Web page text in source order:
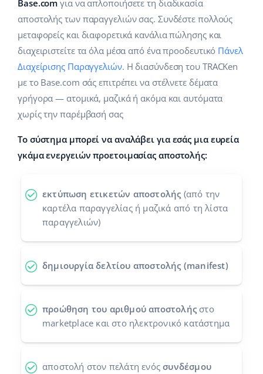
Διαχείριση αποστολών
Αυτοματοποίηση εγασιών
Base Connect
ΑΙ για e-commerce
Κλάδοι
Σπίτι & Κήπος
Παιδικά προϊόντα
Ηλεκτρονικά είδη
Ανταλλακτικά αυτοκινήτων
Σούπερμαρκετ
Μόδα
Βοήθεια
Base Academy
Base Blog
Υπηρεσίες
Έλεγχος λογαριασμού
Άλλα
Whitepaper
Επικοινωνία
english (US)
english (GB)
english (IN)
deutsch
Ελληνικά
español (MX)
Français
português (BR)
中文
Base.com για να απλοποιήσετε τη διαδικασία
αποστολής των παραγγελιών σας. Συνδέστε πολλούς
μεταφορείς και διαφορετικά κανάλια πώλησης και
διαχειριστείτε τα όλα μέσα από ένα προοδευτικό Πάνελ
Διαχείρισης Παραγγελιών. Η διασύνδεση του TRACKen
με το Base.com σάς επιτρέπει να στέλνετε δέματα
γρήγορα — ατομικά, μαζικά ή ακόμα και αυτόματα
χωρίς την παρέμβασή σας
Το σύστημα μπορεί να αναλάβει για εσάς μια ευρεία
γκάμα ενεργειών προετοιμασίας αποστολής:
εκτύπωση ετικετών αποστολής (από την
καρτέλα παραγγελίας ή μαζικά από τη λίστα
παραγγελιών)
δημιουργία δελτίου αποστολής (manifest)
προώθηση του αριθμού αποστολής στο
marketplace και στο ηλεκτρονικό κατάστημα
αποστολή στον πελάτη ενόςσυνδέσμου